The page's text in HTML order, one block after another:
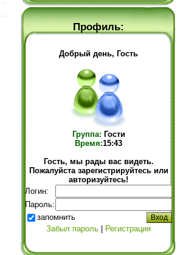
Профиль:
Добрый день, Гость
Группа: Гости
Время:15:43
Гость, мы рады вас видеть.
Пожалуйста зарегистрируйтесь или
авторизуйтесь!
Логин:
Пароль:
запомнить
Забыл пароль
Регистрация